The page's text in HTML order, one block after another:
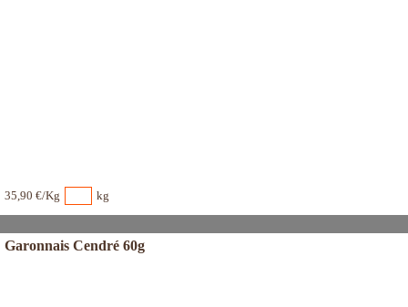
35,90 €/Kg kg
Garonnais Cendré 60g